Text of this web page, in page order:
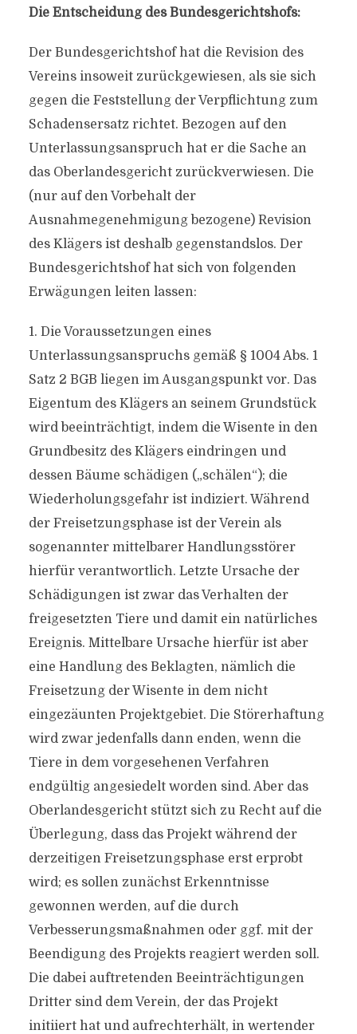
Die Entscheidung des Bundesgerichtshofs:
Der Bundesgerichtshof hat die Revision des
Vereins insoweit zurückgewiesen, als sie sich
gegen die Feststellung der Verpflichtung zum
Schadensersatz richtet. Bezogen auf den
Unterlassungsanspruch hat er die Sache an
das Oberlandesgericht zurückverwiesen. Die
(nur auf den Vorbehalt der
Ausnahmegenehmigung bezogene) Revision
des Klägers ist deshalb gegenstandslos. Der
Bundesgerichtshof hat sich von folgenden
Erwägungen leiten lassen:
1. Die Voraussetzungen eines
Unterlassungsanspruchs gemäß § 1004 Abs. 1
Satz 2 BGB liegen im Ausgangspunkt vor. Das
Eigentum des Klägers an seinem Grundstück
wird beeinträchtigt, indem die Wisente in den
Grundbesitz des Klägers eindringen und
dessen Bäume schädigen („schälen“); die
Wiederholungsgefahr ist indiziert. Während
der Freisetzungsphase ist der Verein als
sogenannter mittelbarer Handlungsstörer
hierfür verantwortlich. Letzte Ursache der
Schädigungen ist zwar das Verhalten der
freigesetzten Tiere und damit ein natürliches
Ereignis. Mittelbare Ursache hierfür ist aber
eine Handlung des Beklagten, nämlich die
Freisetzung der Wisente in dem nicht
eingezäunten Projektgebiet. Die Störerhaftung
wird zwar jedenfalls dann enden, wenn die
Tiere in dem vorgesehenen Verfahren
endgültig angesiedelt worden sind. Aber das
Oberlandesgericht stützt sich zu Recht auf die
Überlegung, dass das Projekt während der
derzeitigen Freisetzungsphase erst erprobt
wird; es sollen zunächst Erkenntnisse
gewonnen werden, auf die durch
Verbesserungsmaßnahmen oder ggf. mit der
Beendigung des Projekts reagiert werden soll.
Die dabei auftretenden Beeinträchtigungen
Dritter sind dem Verein, der das Projekt
initiiert hat und aufrechterhält, in wertender